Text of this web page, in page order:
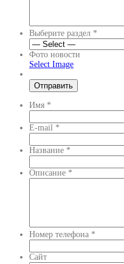
Выберите раздел *
Фото новости
Select Image
Имя *
E-mail *
Название *
Описание *
Номер телефона *
Сайт